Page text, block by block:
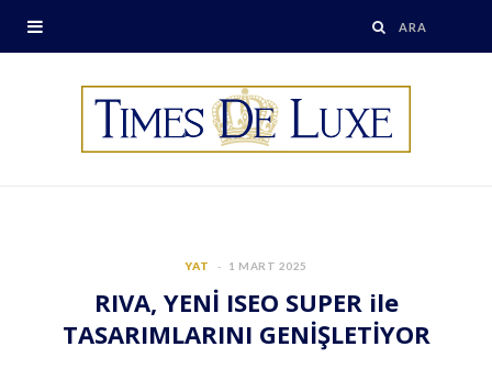
YAT 1 MART 2025
RIVA, YENİ ISEO SUPER ile
TASARIMLARINI GENİŞLETİYOR